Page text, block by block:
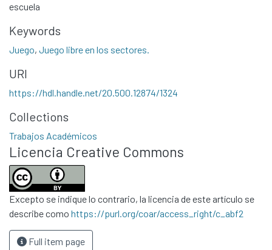
Communities & Collections
All of DSpace
Statistics
Contacto
Políticas
escuela
Keywords
Juego, Juego libre en los sectores.
URI
https://hdl.handle.net/20.500.12874/1324
Collections
Trabajos Académicos
Licencia Creative Commons
Excepto se indique lo contrario, la licencia de este artículo se
describe como https://purl.org/coar/access_right/c_abf2
Full item page